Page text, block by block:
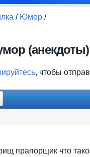
/ Юмор /
(анекдоты)
, чтобы
прапорщик что